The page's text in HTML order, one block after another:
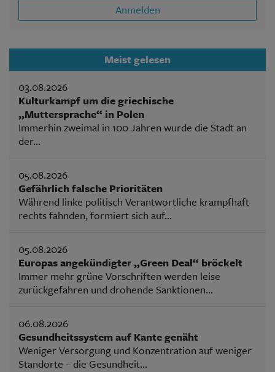
Anmelden
Meist gelesen
03.08.2026
Kulturkampf um die griechische
„Muttersprache“ in Polen
Immerhin zweimal in 100 Jahren wurde die Stadt an
der...
05.08.2026
Gefährlich falsche Prioritäten
Während linke politisch Verantwortliche krampfhaft
rechts fahnden, formiert sich auf...
05.08.2026
Europas angekündigter „Green Deal“ bröckelt
Immer mehr grüne Vorschriften werden leise
zurückgefahren und drohende Sanktionen...
06.08.2026
Gesundheitssystem auf Kante genäht
Weniger Versorgung und Konzentration auf weniger
Standorte – die Gesundheit...